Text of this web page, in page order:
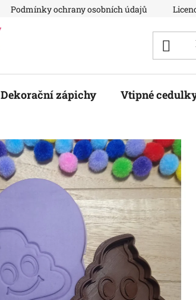
Podmínky ochrany osobních údajů
Dekorační zápichy Vtipné